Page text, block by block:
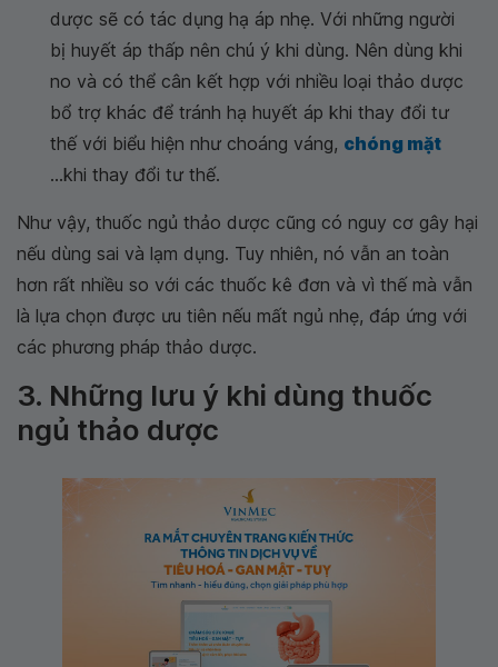
dược sẽ có tác dụng hạ áp nhẹ. Với những người
bị huyết áp thấp nên chú ý khi dùng. Nên dùng khi
no và có thể cân kết hợp với nhiều loại thảo dược
bổ trợ khác để tránh hạ huyết áp khi thay đổi tư
thế với biểu hiện như choáng váng, chóng mặt
...khi thay đổi tư thế.
Như vậy, thuốc ngủ thảo dược cũng có nguy cơ gây hại
nếu dùng sai và lạm dụng. Tuy nhiên, nó vẫn an toàn
hơn rất nhiều so với các thuốc kê đơn và vì thế mà vẫn
là lựa chọn được ưu tiên nếu mất ngủ nhẹ, đáp ứng với
các phương pháp thảo dược.
3. Những lưu ý khi dùng thuốc
ngủ thảo dược